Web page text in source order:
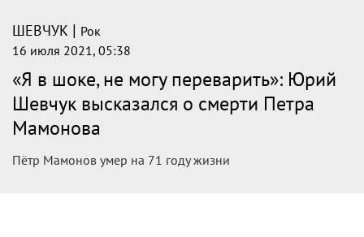
ШЕВЧУК | Рок
16 июля 2021, 05:38
«Я в шоке, не могу переварить»: Юрий
Шевчук высказался о смерти Петра
Мамонова
Пётр Мамонов умер на 71 году жизни